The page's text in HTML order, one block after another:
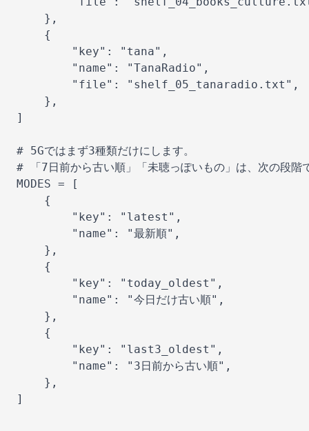
    },
    {
        "key": "tana",
        "name": "TanaRadio",
        "file": "shelf_05_tanaradio.txt",
    },
]
# 5Gではまず3種類だけにします。
# 「7日前から古い順」「未聴っぽいもの」は、次の段階
MODES = [
    {
        "key": "latest",
        "name": "最新順",
    },
    {
        "key": "today_oldest",
        "name": "今日だけ古い順",
    },
    {
        "key": "last3_oldest",
        "name": "3日前から古い順",
    },
]